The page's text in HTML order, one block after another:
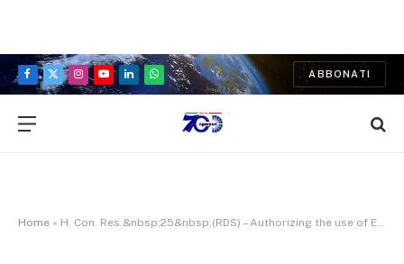
Facebook
X
Instagram
YouTubeLinkedInWhatsApp
ABBONATI
Home » H. Con. Res.&nbsp;25&nbsp;(RDS) – Authorizing the use of Emancipation Hall in the Capitol Visitor Center for a ceremony as part of the commemoration of the days of remembrance of victims of the Holocaust.